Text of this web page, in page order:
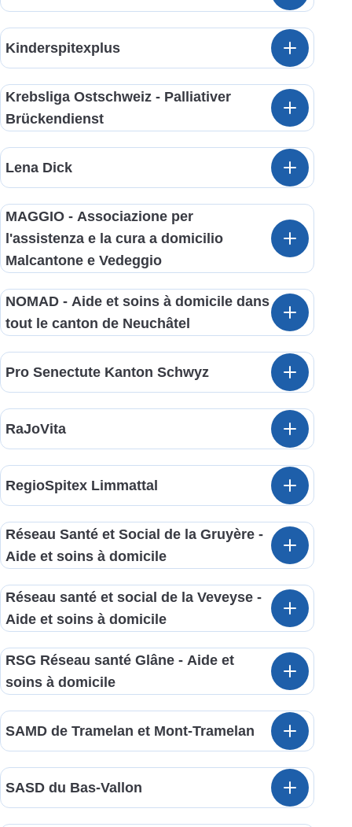
Kinderspitexplus
Krebsliga Ostschweiz - Palliativer
Brückendienst
Lena Dick
MAGGIO - Associazione per
l'assistenza e la cura a domicilio
Malcantone e Vedeggio
NOMAD - Aide et soins à domicile dans
tout le canton de Neuchâtel
Pro Senectute Kanton Schwyz
RaJoVita
RegioSpitex Limmattal
Réseau Santé et Social de la Gruyère -
Aide et soins à domicile
Réseau santé et social de la Veveyse -
Aide et soins à domicile
RSG Réseau santé Glâne - Aide et
soins à domicile
SAMD de Tramelan et Mont-Tramelan
SASD du Bas-Vallon